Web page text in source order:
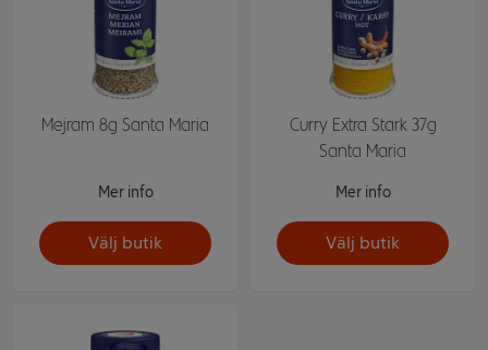
Mejram 8g Santa Maria
Mer info
Välj butik
Curry Extra Stark 37g
Santa Maria
Mer info
Välj butik